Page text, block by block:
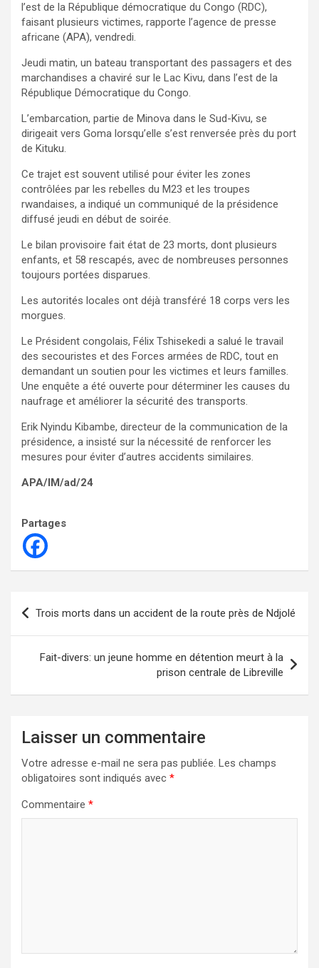
l’est de la République démocratique du Congo (RDC),
faisant plusieurs victimes, rapporte l’agence de presse
africane (APA), vendredi.
Jeudi matin, un bateau transportant des passagers et des
marchandises a chaviré sur le Lac Kivu, dans l’est de la
République Démocratique du Congo.
L’embarcation, partie de Minova dans le Sud-Kivu, se
dirigeait vers Goma lorsqu’elle s’est renversée près du port
de Kituku.
Ce trajet est souvent utilisé pour éviter les zones
contrôlées par les rebelles du M23 et les troupes
rwandaises, a indiqué un communiqué de la présidence
diffusé jeudi en début de soirée.
Le bilan provisoire fait état de 23 morts, dont plusieurs
enfants, et 58 rescapés, avec de nombreuses personnes
toujours portées disparues.
Les autorités locales ont déjà transféré 18 corps vers les
morgues.
Le Président congolais, Félix Tshisekedi a salué le travail
des secouristes et des Forces armées de RDC, tout en
demandant un soutien pour les victimes et leurs familles.
Une enquête a été ouverte pour déterminer les causes du
naufrage et améliorer la sécurité des transports.
Erik Nyindu Kibambe, directeur de la communication de la
présidence, a insisté sur la nécessité de renforcer les
mesures pour éviter d’autres accidents similaires.
APA/IM/ad/24
Partages
Navigation
de
l’article
Trois morts dans un accident de la route près de Ndjolé
Fait-divers: un jeune homme en détention meurt à la
prison centrale de Libreville
Laisser un commentaire
Votre adresse e-mail ne sera pas publiée. Les champs
obligatoires sont indiqués avec *
Commentaire *